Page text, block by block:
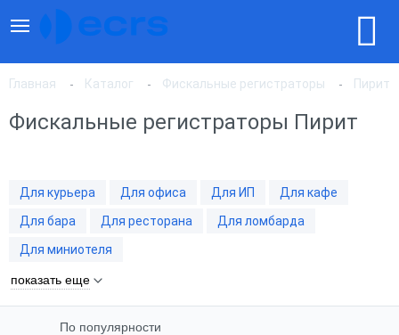
Главная Каталог Фискальные регистраторы Пирит
Фискальные регистраторы Пирит
Для курьера Для офиса Для ИП
Для кафе
Для бара
Для ресторана
Для ломбарда
Для миниотеля
показать еще
По популярности
По цене, по возрастанию